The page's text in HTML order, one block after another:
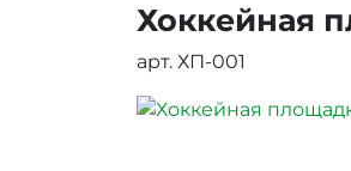
Хоккейная
арт. ХП-001